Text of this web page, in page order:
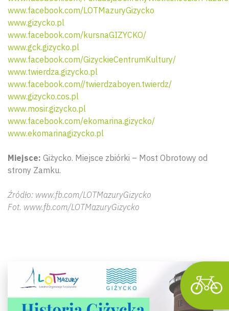
www.facebook.com/LOTMazuryGizycko
www.gizycko.pl
www.facebook.com/kursnaGIZYCKO/
www.gck.gizycko.pl
www.facebook.com/GizyckieCentrumKultury/
www.twierdza.gizycko.pl
www.facebook.com//twierdzaboyen.twierdz/
www.gizycko.cos.pl
www.mosir.gizycko.pl
www.facebook.com/ekomarina.gizycko/
www.ekomarinagizycko.pl
Miejsce: Giżycko. Miejsce zbiórki – Most Obrotowy od
strony Zamku.
Źródło: www.fb.com/LOTMazuryGizycko
Fot. www.fb.com/LOTMazuryGizycko